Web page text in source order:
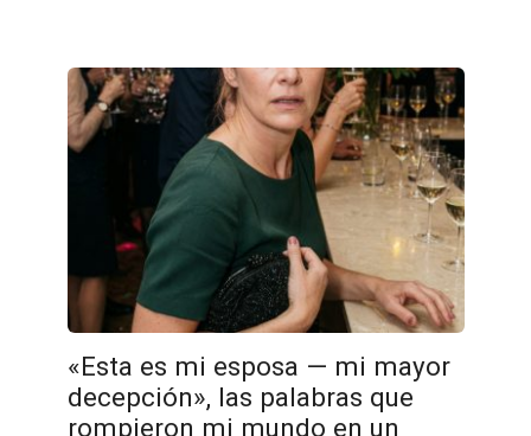
«Esta es mi esposa — mi mayor
decepción», las palabras que
rompieron mi mundo en un